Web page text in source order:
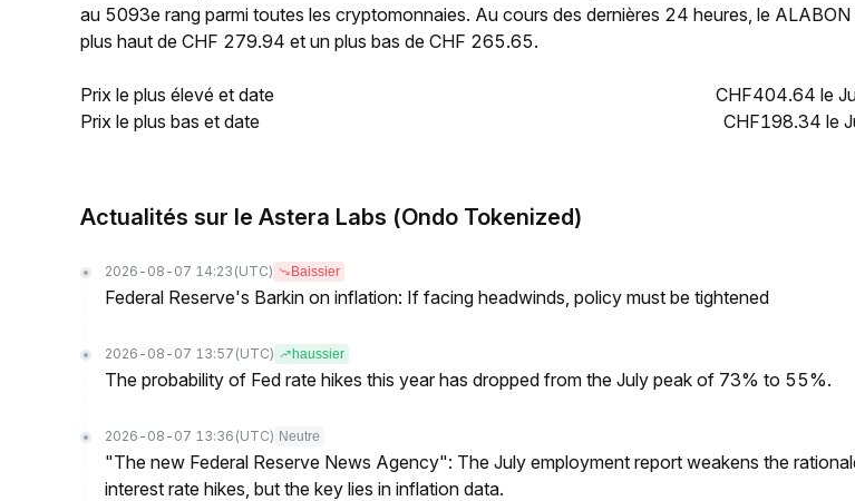
au 5093e rang parmi toutes les cryptomonnaies. Au cours des dernières 24 heures, le
plus haut de CHF 279.94 et un plus bas de CHF 265.65.
Prix le plus élevé et date
CHF404.64 le
Prix le plus bas et date
CHF198.34 le
Actualités sur le Astera Labs (Ondo Tokenized)
2026-08-07 14:23 (UTC) Baissier
Federal Reserve's Barkin on inflation: If facing headwinds, policy must be tightened
2026-08-07 13:57 (UTC) haussier
The probability of Fed rate hikes this year has dropped from the July peak of 73% to 55%.
2026-08-07 13:36 (UTC) Neutre
"The new Federal Reserve News Agency": The July employment report weakens the
interest rate hikes, but the key lies in inflation data.